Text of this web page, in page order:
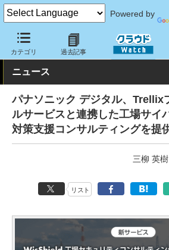
Powered by
カテゴリ 過去記事
クラウド Watch セキュリティ セキュ
ニュース
パナソニック デジタル、Trellix
ルサービスと連携した工場サイ
対策支援コンサルティングを提
三柳 英樹
リスト